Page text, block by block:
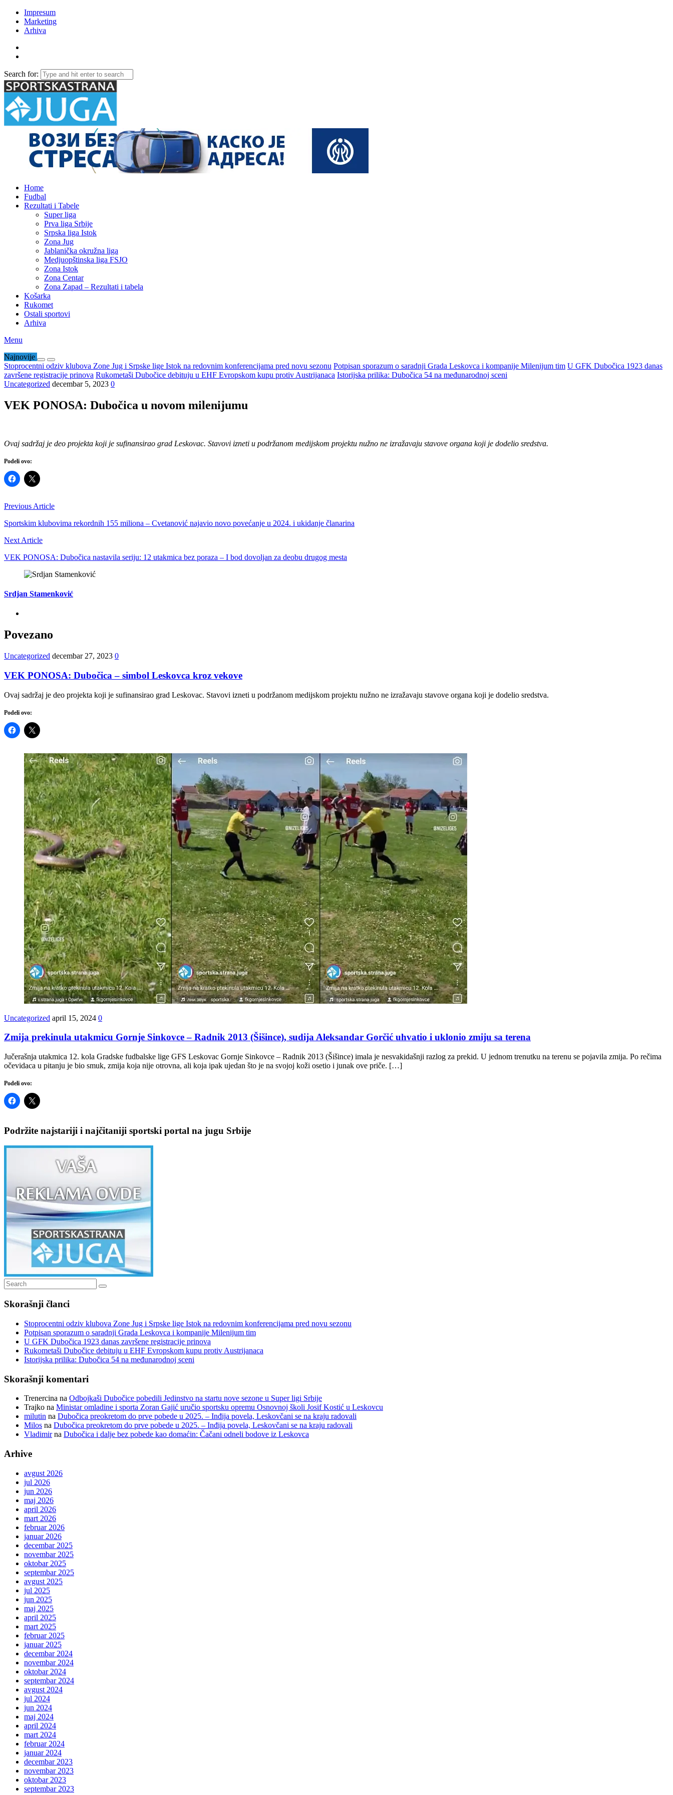
Impresum
Marketing
Arhiva
Search for:
Home
Fudbal
Rezultati i Tabele
Super liga
Prva liga Srbije
Srpska liga Istok
Zona Jug
Jablanička okružna liga
Medjuopštinska liga FSJO
Zona Istok
Zona Centar
Zona Zapad – Rezultati i tabela
Košarka
Rukomet
Ostali sportovi
Arhiva
Menu
Najnovije
Stoprocentni odziv klubova Zone Jug i Srpske lige Istok na redovnim konferencijama pred novu sezonu Potpisan sporazum o saradnji Grada Leskovca i kompanije Milenijum tim U GFK Dubočica 1923 danas
završene registracije prinova Rukometaši Dubočice debituju u EHF Evropskom kupu protiv Austrijanaca Istorijska prilika: Dubočica 54 na međunarodnoj sceni
Uncategorized decembar 5, 2023 0
VEK PONOSA: Dubočica u novom milenijumu
Ovaj sadržaj je deo projekta koji je sufinansirao grad Leskovac. Stavovi izneti u podržanom medijskom projektu nužno ne izražavaju stavove organa koji je dodelio sredstva.
Podeli ovo:
Previous Article
Sportskim klubovima rekordnih 155 miliona – Cvetanović najavio novo povećanje u 2024. i ukidanje članarina
Next Article
VEK PONOSA: Dubočica nastavila seriju: 12 utakmica bez poraza – I bod dovoljan za deobu drugog mesta
Srdjan Stamenković
Povezano
Uncategorized decembar 27, 2023 0
VEK PONOSA: Dubočica – simbol Leskovca kroz vekove
Ovaj sadržaj je deo projekta koji je sufinansirao grad Leskovac. Stavovi izneti u podržanom medijskom projektu nužno ne izražavaju stavove organa koji je dodelio sredstva.
Podeli ovo:
Uncategorized april 15, 2024 0
Zmija prekinula utakmicu Gornje Sinkovce – Radnik 2013 (Šišince), sudija Aleksandar Gorčić uhvatio i uklonio zmiju sa terena
Jučerašnja utakmica 12. kola Gradske fudbalske lige GFS Leskovac Gornje Sinkovce – Radnik 2013 (Šišince) imala je nesvakidašnji razlog za prekid. U jednom trenutku na terenu se pojavila zmija. Po rečima
očevidaca u pitanju je bio smuk, zmija koja nije otrovna, ali koja ipak ujedan što je na svojoj koži osetio i junak ove priče. […]
Podeli ovo:
Podržite najstariji i najčitaniji sportski portal na jugu Srbije
Search
for:
Search
Skorašnji članci
Stoprocentni odziv klubova Zone Jug i Srpske lige Istok na redovnim konferencijama pred novu sezonu
Potpisan sporazum o saradnji Grada Leskovca i kompanije Milenijum tim
U GFK Dubočica 1923 danas završene registracije prinova
Rukometaši Dubočice debituju u EHF Evropskom kupu protiv Austrijanaca
Istorijska prilika: Dubočica 54 na međunarodnoj sceni
Skorašnji komentari
Trenercina na Odbojkaši Dubočice pobedili Jedinstvo na startu nove sezone u Super ligi Srbije
Trajko na Ministar omladine i sporta Zoran Gajić uručio sportsku opremu Osnovnoj školi Josif Kostić u Leskovcu
milutin na Dubočica preokretom do prve pobede u 2025. – Inđija povela, Leskovčani se na kraju radovali
Milos na Dubočica preokretom do prve pobede u 2025. – Inđija povela, Leskovčani se na kraju radovali
Vladimirna Dubočica i dalje bez pobede kao domaćin: Čačani odneli bodove iz Leskovca
Arhive
avgust 2026
jul 2026
jun 2026
maj 2026
april 2026
mart 2026
februar 2026
januar 2026
decembar 2025
novembar 2025
oktobar 2025
septembar 2025
avgust 2025
jul 2025
jun 2025
maj 2025
april 2025
mart 2025
februar 2025
januar 2025
decembar 2024
novembar 2024
oktobar 2024
septembar 2024
avgust 2024
jul 2024
jun 2024
maj 2024
april 2024
mart 2024
februar 2024
januar 2024
decembar 2023
novembar 2023
oktobar 2023
septembar 2023